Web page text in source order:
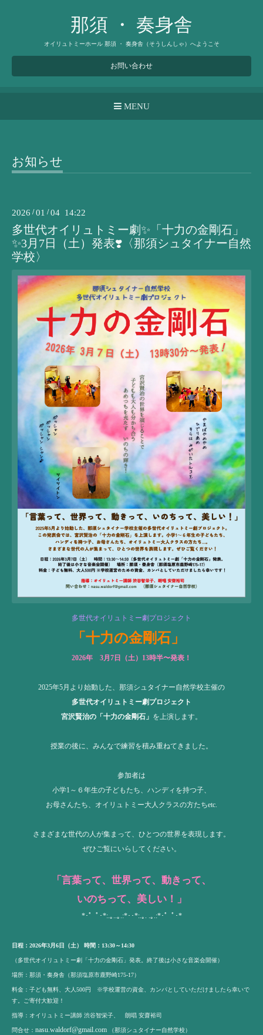
那須 ・ 奏身舎
オイリュトミーホール 那須 ・ 奏身舎（そうしんしゃ）へようこそ
お問い合わせ
MENU
お知らせ
2026 /01 /04 14:22
多世代オイリュトミー劇✨「十力の金剛石」
✨3月7日（土）発表❣️〈那須シュタイナー自然
学校〉
多世代オイリュトミー劇プロジェクト
「十力の金剛石」
2026年 3月7日（土）13時半〜発表！
2025年5月より始動した、那須シュタイナー自然学校主催の
多世代オイリュトミー劇プロジェクト
宮沢賢治の「十力の金剛石」 を上演します。
授業の後に、みんなで練習を積み重ねてきました。
参加者は
小学1～６年生の子どもたち、ハンディを持つ子、
お母さんたち、オイリュトミー大人クラスの方たちetc.
さまざまな世代の人が集まって、ひとつの世界を表現します。
ぜひご覧にいらしてください。
「言葉って、世界って、動きって、
いのちって、 美しい！」
*･゜ﾟ･*:.｡..｡.:*･･*:.｡. .｡.:*･゜ﾟ･*
日程：2026年3月6日（土） 時間：13:30～14:30
（多世代オイリュトミー劇「十力の金剛石」発表。終了後は小さな音楽会開催）
場所：那須・奏身舎（那須塩原市鹿野崎175-17）
料金：子ども無料、大人500円 ※学校運営の資金、カンパとしていただけましたら幸いで
す。ご寄付大歓迎！
指導：オイリュトミー講師 渋谷智栄子、 朗唱 安齋裕司
問合せ： nasu.waldorf@gmail.com （那須シュタイナー自然学校）